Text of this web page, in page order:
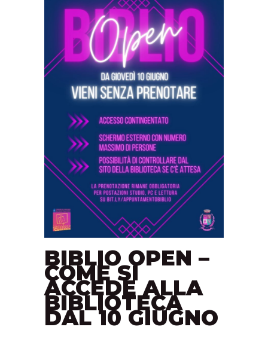
BIBLIO OPEN –
COME SI
ACCEDE ALLA
BIBLIOTECA
DAL 10 GIUGNO